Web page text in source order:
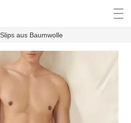
English
Slips aus Baumwolle